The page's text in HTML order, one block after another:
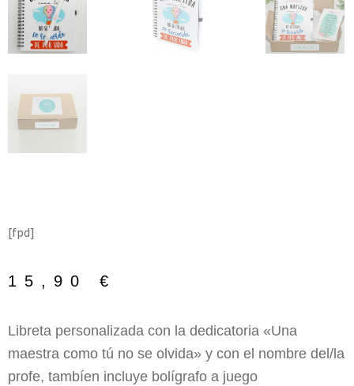
[fpd]
15,90 €
Libreta personalizada con la dedicatoria «Una
maestra como tú no se olvida» y con el nombre del/la
profe, tambíen incluye bolígrafo a juego